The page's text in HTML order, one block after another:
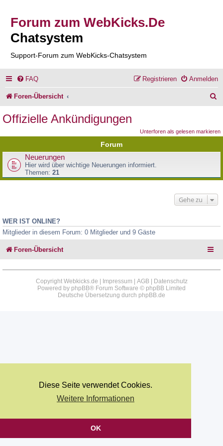
Diese Seite verwendet Cookies.
Weitere Informationen
OK
Forum zum WebKicks.De
Chatsystem
Support-Forum zum WebKicks-Chatsystem
FAQ Anmelden
Registrieren
Foren-Übersicht
e
Offizielle Ankündigungen
Unterforen als gelesen markieren
Forum
Neuerungen
Hier wird über wichtige Neuerungen informiert.
Themen: 21
Gehe zu
WER IST ONLINE?
Mitglieder in diesem Forum: 0 Mitglieder und 9 Gäste
Foren-Übersicht
Copyright Webkicks.de | Impressum AGB|
Datenschutz
Powered by phpBB® Forum Software © phpBB Limited
Deutsche Übersetzung durch phpBB.de